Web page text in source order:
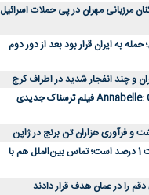
از کارکنان مرزبانی مهران در پی حملات اسرائیل
به ایران قرار بود بعد از دور دوم
و چند انفجار شدید در اطراف کرج
کارگردان Annabelle: Creation فیلم ترسناک جدیدی
و فرآوری هزاران تن برنج در ژاپن
دسترسی به اینترنت 1 درصد است؛ تماس بین‌الملل هم با